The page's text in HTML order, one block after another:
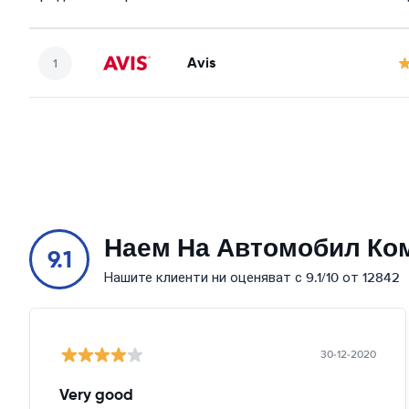
Avis
9.1 Наем На Автомобил
Нашите клиенти ни оценяват с 9.1/10 от 12842
30-12-2020
Very good